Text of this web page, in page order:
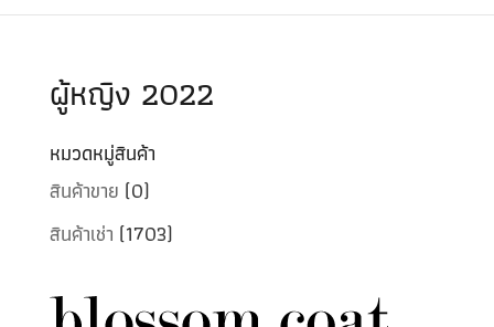
ผู้หญิง 2022
หมวดหมู่สินค้า
สินค้าขาย (0)
สินค้าเช่า (1703)